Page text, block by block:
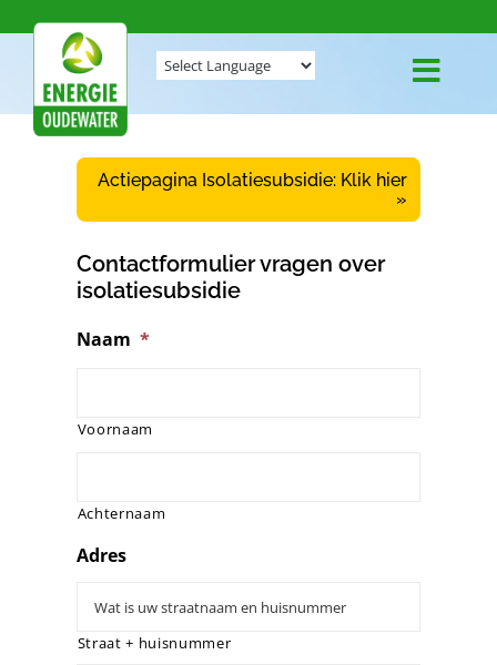
naar
WELKOM BIJ ENERGIE OUDEWATER
WIE ZIJN WIJ
CONTACT
Actiepagina Isolatiesubsidie: Klik hier
»
Contactformulier vragen over
isolatiesubsidie
Naam *
Voornaam
Achternaam
Adres
Straat + huisnummer